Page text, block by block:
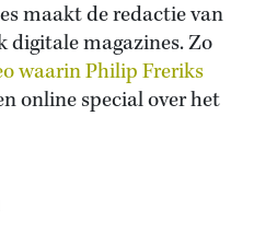
maakt de redactie van
digitale magazines. Zo
waarin Philip Freriks
online special over het